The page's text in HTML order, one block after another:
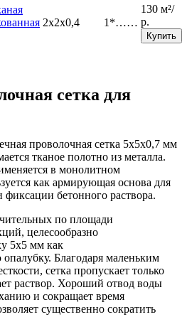
2х2х0,4 1*……
130 м²/
р.
Купить
сетка для
проволочная сетка 5х5х0,7 мм
тканое полотно из металла.
в монолитном
как армирующая основа для
бетонного раствора.
по площади
целесообразно
5х5 мм как
Благодаря маленьким
сетка пропускает только
раствор. Хороший отвод воды
и сокращает время
существенно сократить